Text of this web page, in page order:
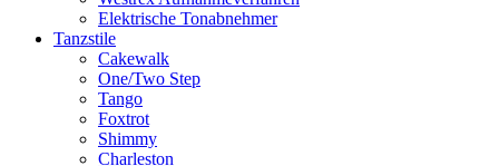
Elektrische Tonabnehmer
Tanzstile
Cakewalk
One/Two Step
Tango
Foxtrot
Shimmy
Charleston